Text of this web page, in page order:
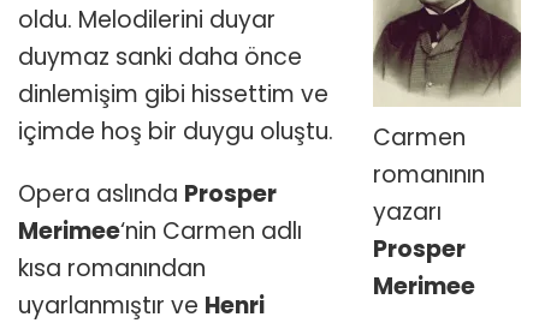
Carmen
romanının
yazarı
Prosper
Merimee
oldu. Melodilerini duyar
duymaz sanki daha önce
dinlemişim gibi hissettim ve
içimde hoş bir duygu oluştu.
Opera aslında Prosper
Merimee‘nin Carmen adlı
kısa romanından
uyarlanmıştır ve Henri